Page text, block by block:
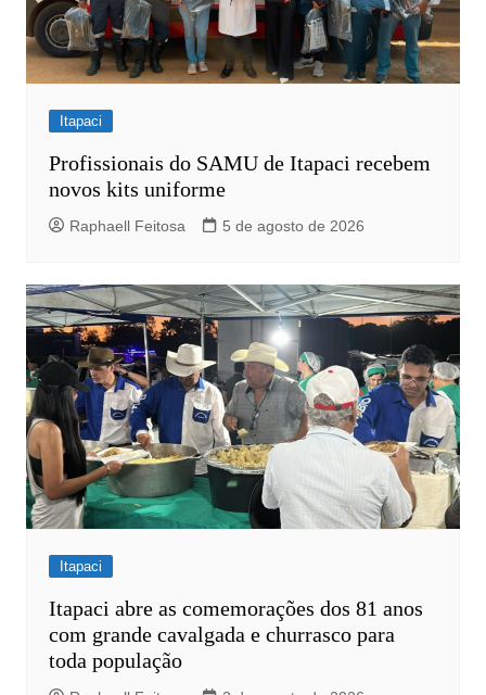
Itapaci
Profissionais do SAMU de Itapaci recebem
novos kits uniforme
Raphaell Feitosa 5 de agosto de 2026
Itapaci
Itapaci abre as comemorações dos 81 anos
com grande cavalgada e churrasco para
toda população